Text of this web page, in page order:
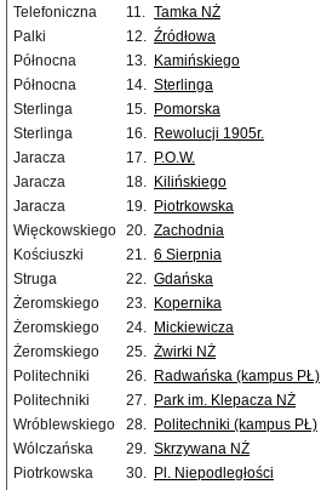
Telefoniczna
11. Tamka NŻ
Palki
12. Źródłowa
Północna
13. Kamińskiego
Północna
14. Sterlinga
Sterlinga
15. Pomorska
Sterlinga
16. Rewolucji 1905r.
Jaracza
17. P.O.W.
Jaracza
18. Kilińskiego
Jaracza
19. Piotrkowska
Więckowskiego 20. Zachodnia
Kościuszki
21. 6 Sierpnia
Struga
22. Gdańska
Żeromskiego
23. Kopernika
Żeromskiego
24. Mickiewicza
Żeromskiego
25. Żwirki NŻ
Politechniki
26. Radwańska (kampus PŁ)
Politechniki
27. Park im. Klepacza NŻ
Wróblewskiego
28. Politechniki (kampus PŁ)
Wólczańska
29. Skrzywana NŻ
Piotrkowska
30. Pl. Niepodległości